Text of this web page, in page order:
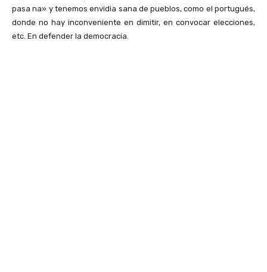
pasa na» y tenemos envidia sana de pueblos, como el portugués,
donde no hay inconveniente en dimitir, en convocar elecciones,
etc. En defender la democracia.